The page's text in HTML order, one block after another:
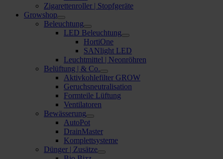
Zigarettenroller | Stopfgeräte
Growshop
Beleuchtung
LED Beleuchtung
HortiOne
SANlight LED
Leuchtmittel | Neonröhren
Belüftung | & Co.
Aktivkohlefilter GROW
Geruchsneutralisation
Formteile Lüftung
Ventilatoren
Bewässerung
AutoPot
DrainMaster
Komplettsysteme
Dünger | Zusätze